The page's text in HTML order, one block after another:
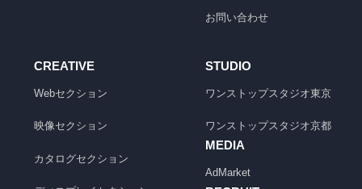
お問い合わせ
CREATIVE
Webセクション
映像セクション
カタログセクション
STUDIO
ワンストップスタジオ東京
ワンストップスタジオ京都
MEDIA
AdMarket